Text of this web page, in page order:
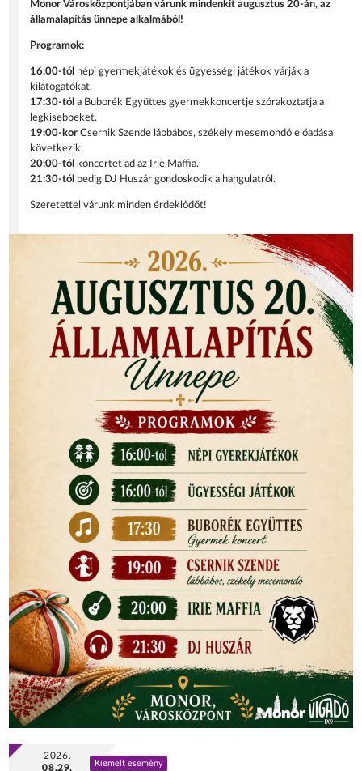
Monor Városközpontjában várunk mindenkit augusztus 20-án, az
államalapítás ünnepe alkalmából!
Programok:
16:00-tól népi gyermekjátékok és ügyességi játékok várják a
kilátogatókat.
17:30-tól a Buborék Együttes gyermekkoncertje szórakoztatja a
legkisebbeket.
19:00-korCsernik Szende lábbábos, székely mesemondó előadása
következik.
20:00-tól
koncertet ad az Irie Maffia.
21:30-tól pedig DJ Huszár gondoskodik a hangulatról.
Szeretettel várunk minden érdeklődőt!
2026.
08.29.
Kiemelt esemény